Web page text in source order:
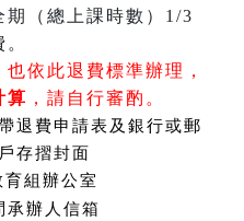
期（總上課時數）1/3
依此退費標準辦理，
算 ，請自行審酌。
退費申請表及銀行或郵
存摺封面
組辦公室
承辦人信箱